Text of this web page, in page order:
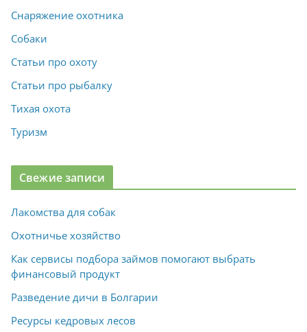
Снаряжение охотника
Собаки
Статьи про охоту
Статьи про рыбалку
Тихая охота
Туризм
Свежие записи
Лакомства для собак
Охотничье хозяйство
Как сервисы подбора займов помогают выбрать
финансовый продукт
Разведение дичи в Болгарии
Ресурсы кедровых лесов